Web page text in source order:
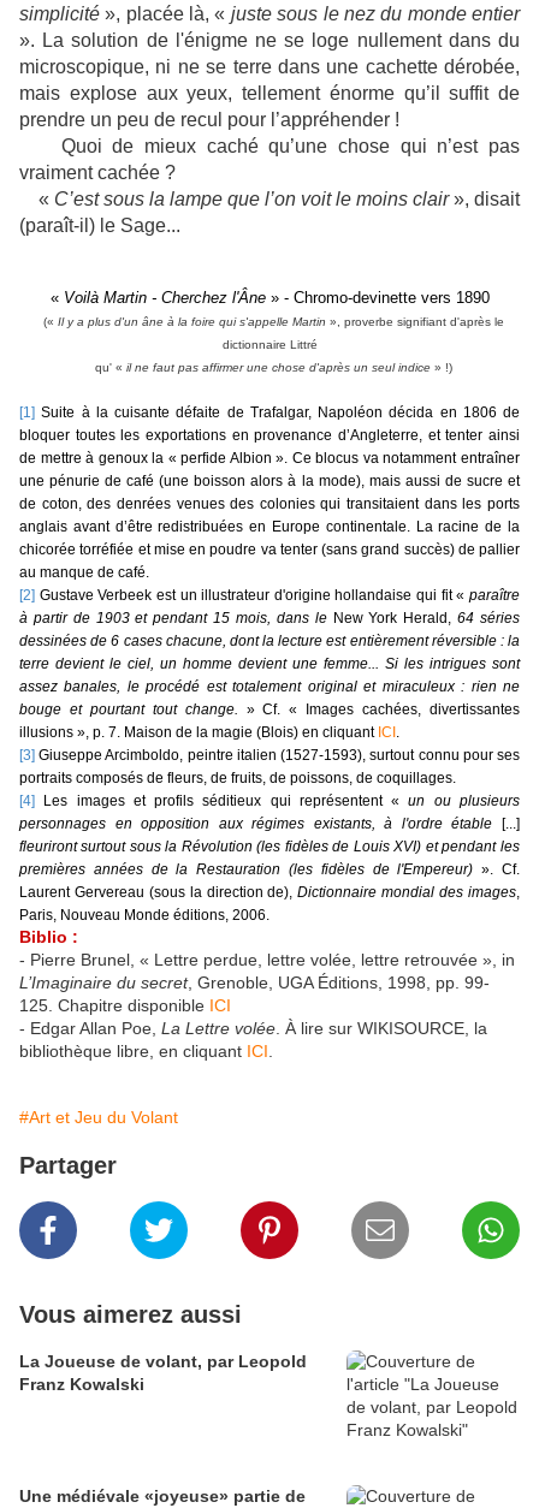
simplicité », placée là, « juste sous le nez du monde entier
». La solution de l'énigme ne se loge nullement dans du
microscopique, ni ne se terre dans une cachette dérobée,
mais explose aux yeux, tellement énorme qu’il suffit de
prendre un peu de recul pour l’appréhender !
Quoi de mieux caché qu’une chose qui n’est pas
vraiment cachée ?
« C’est sous la lampe que l’on voit le moins clair», disait
(paraît-il) le Sage...
« Voilà Martin - Cherchez l'Âne» - Chromo-devinette vers 1890
(« Il y a plus d'un âne à la foire qui s'appelle Martin » , proverbe signifiant d'après le
dictionnaire Littré
qu' « il ne faut pas affirmer une chose d'après un seul indice » !)
[1] Suite à la cuisante défaite de Trafalgar, Napoléon décida en 1806 de
bloquer toutes les exportations en provenance d’Angleterre, et tenter ainsi
de mettre à genoux la « perfide Albion ». Ce blocus va notamment entraîner
une pénurie de café (une boisson alors à la mode), mais aussi de sucre et
de coton, des denrées venues des colonies qui transitaient dans les ports
anglais avant d’être redistribuées en Europe continentale. La racine de la
chicorée torréfiée et mise en poudre va tenter (sans grand succès) de pallier
au manque de café.
[2] Gustave Verbeek est un illustrateur d'origine hollandaise qui fit « paraître
à partir de 1903 et pendant 15 mois, dans leNew York Herald,64 séries
dessinées de 6 cases chacune, dont la lecture est entièrement réversible : la
terre devient le ciel, un homme devient une femme... Si les intrigues sont
assez banales, le procédé est totalement original et miraculeux : rien ne
bouge et pourtant tout change. » Cf. « Images cachées, divertissantes
illusions », p. 7. Maison de la magie (Blois) en cliquant ICI .
[3] Giuseppe Arcimboldo, peintre italien (1527-1593), surtout connu pour ses
portraits composés de fleurs, de fruits, de poissons, de coquillages.
[4] Les images et profils séditieux qui représentent «un ou plusieurs
personnages en opposition aux régimes existants, à l'ordre étable [...]
fleuriront surtout sous la Révolution (les fidèles de Louis XVI) et pendant les
premières années de la Restauration (les fidèles de l'Empereur)». Cf.
Laurent Gervereau (sous la direction de),Dictionnaire mondial des images,
Paris, Nouveau Monde éditions, 2006.
Biblio :
- Pierre Brunel, « Lettre perdue, lettre volée, lettre retrouvée », in
L’Imaginaire du secret, Grenoble, UGA Éditions, 1998, pp. 99-
125. Chapitre disponible ICI
- Edgar Allan Poe, La Lettre volée . À lire sur WIKISOURCE, la
bibliothèque libre, en cliquant ICI
#Art et Jeu du Volant
Partager
Vous aimerez aussi
La Joueuse de volant, par Leopold
Franz Kowalski
Une médiévale «joyeuse» partie de